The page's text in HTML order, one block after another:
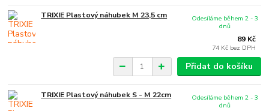
TRIXIE Plastový náhubek M 23,5 cm
89 Kč
74 Kč bez DPH
Odesíláme během 2 - 3
dnů
Přidat do košíku
TRIXIE Plastový náhubek S - M 22cm
Odesíláme během 2 - 3
dnů